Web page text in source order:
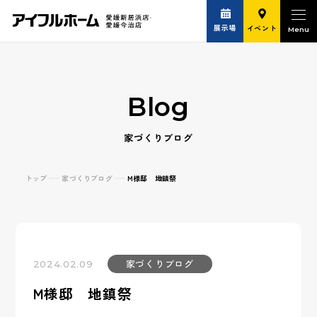
展示場 イベント
Blog
家づくりブログ
トップ 家づくりブログ M様邸 地鎮祭
2024.02.09 家づくりブログ
M様邸 地鎮祭